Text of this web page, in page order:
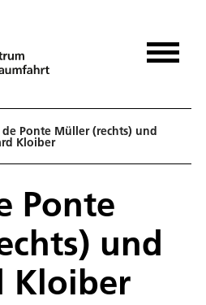
de Ponte Müller (rechts) und
Kloiber
Ponte
und
Kloiber